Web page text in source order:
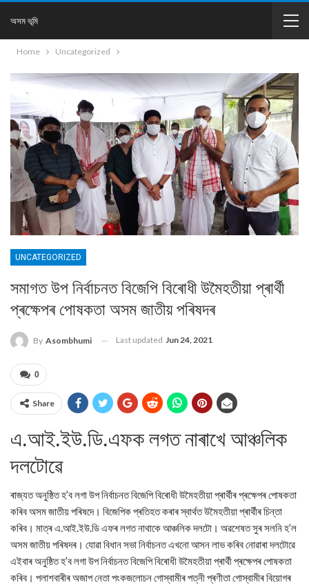
অসম ভূমি
Home Uncategorized
UNCATEGORIZED
সমাগত উপ নিৰ্বাচনত বিজেপি বিৰোধী উমৈহতীয়া প্ৰাৰ্থী
প্ৰক্ষেপৰ পোষকতা অসম জাতীয় পৰিষদৰ
By Asombhumi Last updated Jun 24, 2021
0
Share
এ.আই.ইউ.ডি.এফক লগত নাৰাখে আঞ্চলিক
দলটোৱে
ৰাজ্যত অনুষ্ঠিত হ’ব লগা উপ নিৰ্বাচনত বিজেপি বিৰোধী উমৈহতীয়া প্ৰাৰ্থীৰ প্ৰক্ষেপৰ পোষকতা
কৰিব অসম জাতীয় পৰিষদে। বিজেপিক প্ৰতিহত কৰাৰ স্বাৰ্থত উমৈহতীয়া প্ৰাৰ্থীৰ চিন্তা
কৰিব। মাত্ৰ এ.আই.ইউ.ডি এফৰ লগত নাথাকে আঞ্চলিক দলটো। অৱশেষত সুৰ সলনি হ’ল
অসম জাতীয় পৰিষদৰ। যোৱা বিধান সভা নিৰ্বাচনত এখনো আসন লাভ কৰিব নোৱাৰা দলটোৱে
এইবাৰ অনুষ্ঠিত হ’ব লগা উপ নিৰ্বাচনত বিজেপি বিৰোধী উমৈহতীয়া প্ৰাৰ্থী প্ৰক্ষেপৰ পোষকতা
কৰিব। পলাশবাৰীৰ অজাপ নেতা পংকজলোচন গোস্বামীৰ পত্নী প্ৰণীতা গোস্বামীৰ বিয়োগৰ